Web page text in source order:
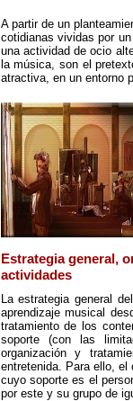
A partir de un
cotidianas vividas por
una actividad de ocio
la música, son el
atractiva, en un entorno
Estrategia general,
actividades
La estrategia general
aprendizaje musical
tratamiento de los
soporte (con las
organización y
entretenida. Para ello,
cuyo soporte es el
por este y su grupo de